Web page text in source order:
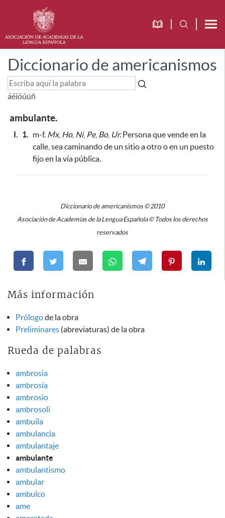
Diccionario de americanismos
áéíóúüñ
ambulante.
I. 1. m-f. Mx, Ho, Ni, Pe, Bo, Ur. Persona que vende en la
calle, sea caminando de un sitio a otro o en un puesto
fijo en la vía pública.
Diccionario de americanismos © 2010
Asociación de Academias de la Lengua Española © Todos los derechos
reservados
Más información
Prólogode la obra
Preliminares (abreviaturas) de la obra
Rueda de palabras
ambrosia
ambrosía
ambrosio
ambrosoli
ambuila
ambulancia
ambulantaje
ambulante
ambulantismo
ambular
ambulco
ame